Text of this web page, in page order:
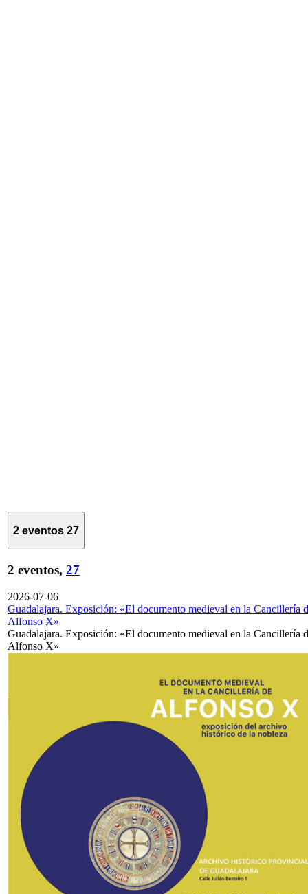
2 eventos 27
2 eventos, 27
2026-07-06
Guadalajara. Exposición: «El documento medieval en la Cancillería
Alfonso X»
Guadalajara. Exposición: «El documento medieval en la Cancillería
Alfonso X»